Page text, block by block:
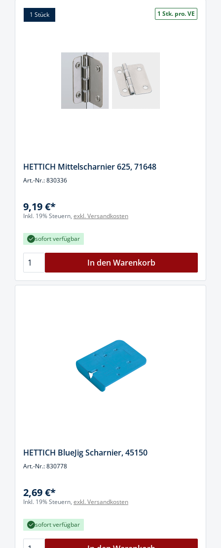
1 Stück 1 Stk. pro. VE
HETTICH Mittelscharnier 625, 71648
Art.-Nr.: 830336
9,19 €*
Inkl. 19% Steuern, exkl. Versandkosten
sofort verfügbar
In den Warenkorb
HETTICH BlueJig Scharnier, 45150
Art.-Nr.: 830778
2,69 €*
Inkl. 19% Steuern, exkl. Versandkosten
sofort verfügbar